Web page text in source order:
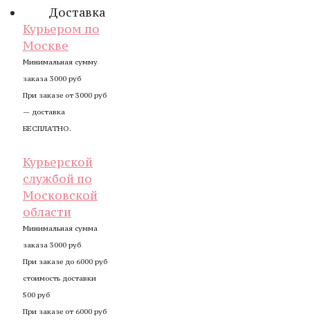
Доставка
Курьером по
Москве
Минимальная сумму
заказа 3000 руб
При заказе от 3000 руб
— доставка
БЕСПЛАТНО.
Курьерской
службой по
Московской
области
Минимальная сумма
заказа 3000 руб
При заказе до 6000 руб
стоимость доставки
500 руб
При заказе от 6000 руб